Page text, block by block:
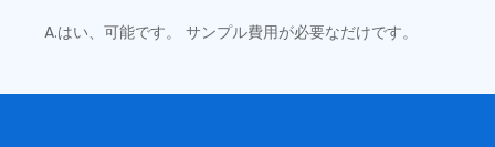
A.はい、可能です。 サンプル費用が必要なだけです。